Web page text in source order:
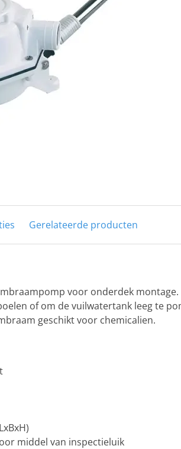
Gerelateerde producten
voor onderdek montage.
of om de vuilwatertank leeg te
geschikt voor chemicalien.
middel van inspectieluik